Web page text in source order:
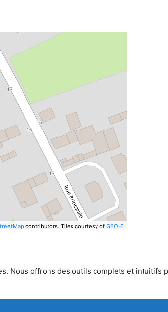
contributors. Tiles courtesy of GEO-6
Nous offrons des outils complets et intuitifs